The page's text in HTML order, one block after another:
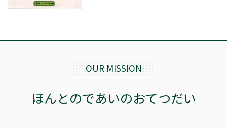
OUR MISSION
ほんとのであいのおてつだい